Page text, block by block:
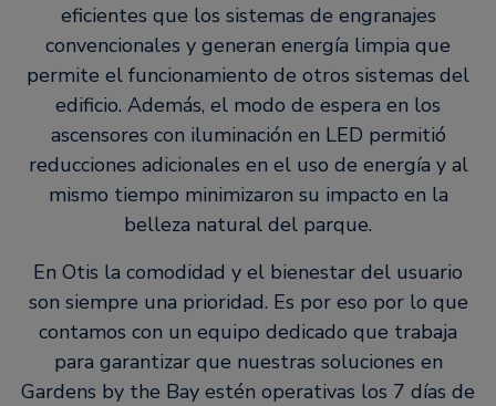
eficientes que los sistemas de engranajes
convencionales y generan energía limpia que
permite el funcionamiento de otros sistemas del
edificio. Además, el modo de espera en los
ascensores con iluminación en LED permitió
reducciones adicionales en el uso de energía y al
mismo tiempo minimizaron su impacto en la
belleza natural del parque.
En Otis la comodidad y el bienestar del usuario
son siempre una prioridad. Es por eso por lo que
contamos con un equipo dedicado que trabaja
para garantizar que nuestras soluciones en
Gardens by the Bay estén operativas los 7 días de